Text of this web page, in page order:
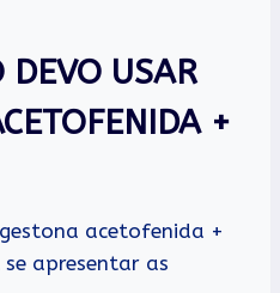
USAR
+
acetofenida +
apresentar as